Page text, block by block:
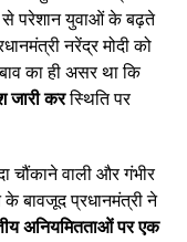
परेशान युवाओं के बढ़ते
नरेंद्र मोदी को
का ही असर था कि
जारी करस्थिति पर
चौंकाने वाली और गंभीर
बावजूद प्रधानमंत्री ने
अनियमितताओं पर एक